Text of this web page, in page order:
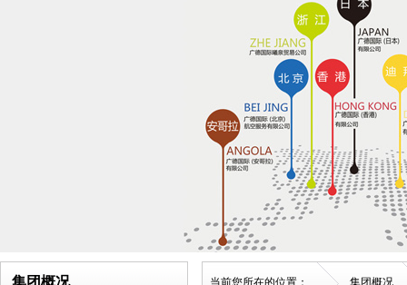
集团概况 当前您所在的位置： 集团概况